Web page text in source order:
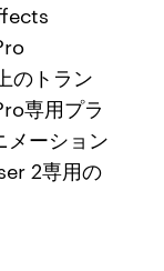
のトラン
専用プラ
メーション
2専用の